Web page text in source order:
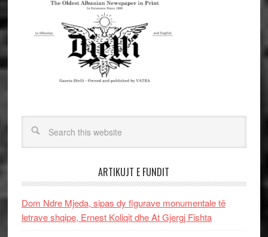
ARTIKUJT E FUNDIT
Dom Ndre Mjeda, sipas dy figurave monumentale të
letrave shqipe, Ernest Koliqit dhe At Gjergj Fishta